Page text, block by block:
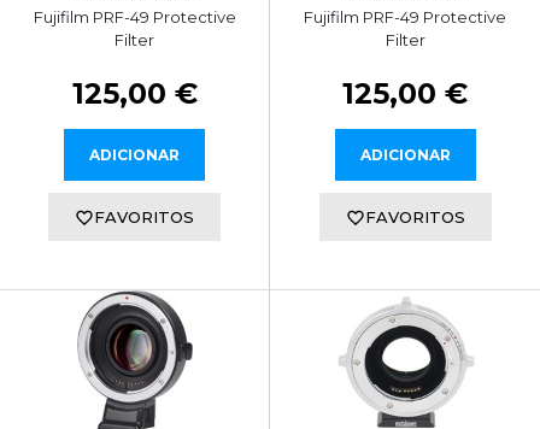
Fujifilm PRF-49 Protective
Filter
125,00 €
ADICIONAR
FAVORITOS
Fujifilm PRF-49 Protective
Filter
125,00 €
ADICIONAR
FAVORITOS